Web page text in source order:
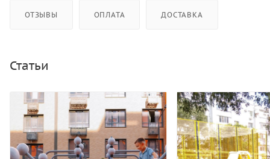
ОТЗЫВЫ ОПЛАТА ДОСТАВКА
Статьи